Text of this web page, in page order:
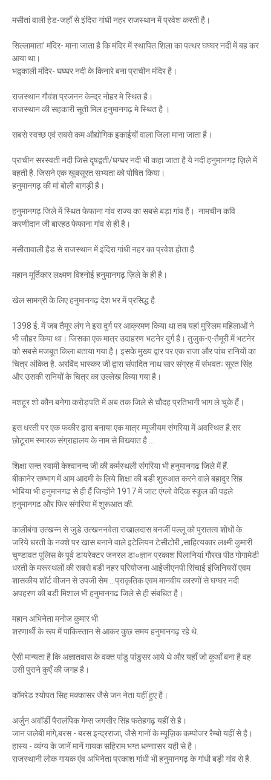
मसीतां वाली हेड-जहाँ से इंदिरा गांघी नहर राजस्थान में प्रवेश करती है।
सिल्लामाता' मंदिर- माना जाता है कि मंदिर में स्थापित शिला का पत्थर घघ्घर नदी में बह कर
आया था।
भद्र्काली मंदिर- घघ्घर नदी के किनारे बना प्राचीन मंदिर है।
राजस्थान गौवंश प्रजनन केन्द्र नोहर मे स्थित है।
राजस्थान की सहकारी सूती मिल हनुमानगढ़ मे स्थित है ।
सबसे स्वच्छ एवं सबसे कम औद्योगिक इकाईयों वाला जिला माना जाता है।
प्राचीन सरस्वती नदी जिसे दृषद्वती/घग्घर नदी भी कहा जाता है ये नदी हनुमानगढ़ ज़िले में
बहती है. जिसने एक खूबसूरत सभ्यता को पोषित किया।
हनुमानगढ़ की मां बोली बागड़ी है।
हनुमानगढ़ जिले में स्थित फेफाना गांव राज्य का सबसे बड़ा गांव हैं। नामचीन कवि
करणीदान जी बारहठ फेफाना गांव से ही है।
मसीतावाली हैड से राजस्थान में इंदिरा गांधी नहर का प्रवेश होता है.
महान मूर्तिकार लक्ष्मण विश्नोई हनुमानगढ़ ज़िले के ही है।
खेल सामग्री के लिए हनुमानगढ़ देश भर में प्रसिद्ध है.
1398 ई. में जब तैमूर लंग ने इस दुर्ग पर आक्रमण किया था तब यहां मुस्लिम महिलाओं ने
भी जौहर किया था। जिसका एक मात्र उदाहरण भटनेर दुर्ग है। तुजुक-ए-तैमूरी में भटनेर
को सबसे मजबूत किला बताया गया है। इसके मुख्य द्वार पर एक राजा और पांच रानियों का
चित्र अंकित है. अरविंद भास्कर जी द्वारा संपादित नाथ सार संग्रह में संभवतः सूरत सिंह
और उसकी रानियों के चित्र का उल्लेख किया गया है।
मशहूर शो कौन बनेगा करोड़पति में अब तक जिले से चौदह प्रतिभागी भाग ले चुके हैं।
इस धरती पर एक फकीर द्वारा बनाया एक मात्र म्यूजीयम संगरिया में अवस्थित है.सर
छोटूराम स्मारक संग्राहालय के नाम से विख्यात है ...
शिक्षा सन्त स्वामी केश्वानन्द जी की कर्मस्थली संगरिया भी हनुमानगढ जिले में हैं.
बीकानेर सम्भाग में आम आदमी के लिये शिक्षा की बडी शुरुआत करने वाले बहादुर सिंह
भोबिया भी हनुमानगढ से ही हैं जिन्होंने 1917 में जाट एंग्लो वेदिक स्कूल की पहले
हनुमानगढ और फिर संगरिया में शुरूआत की.
कालीबंगा उत्खन्न से जुडे उत्खननवेता राखालदास बनर्जी पल्लू को पुरातत्व शोधों के
जरिये धरती के नक्शे पर खास बनाने वाले इटेलियन टेसीटोरी ,साहित्यकार लक्ष्मी कुमारी
चुण्डावत पुलिस के पूर्व डायरेक्टर जनरल डा०ज्ञान प्रकाश पिलानियां गौरख पीठ गोगामेडी
धरती के मरूस्थलों की सबसे बडी नहर परियोजना आईजीएनपी सिंचाई इंजिनियरों एवम
शासकीय शॉर्ट वीजन से उपजी सेम ...प्राकृतिक एवम मानवीय कारणों से घग्घर नदी
अपहरण की बडी मिशाल भी हनुमानगढ जिले से ही संबधित है।
महान अभिनेता मनोज कुमार भी
शरणार्थी के रूप में पाकिस्तान से आकर कुछ समय हनुमानगढ़ रहे थे.
ऐसी मान्यता है कि अज्ञातवास के वक्त पांडु पांडुसर आये थे और यहाँ जो कुआँ बना है वह
उसी पुराने कुएँ की जगह है।
कॉमरेड श्योपत सिह मक्कासर जैसे जन नेता यहीं हुए है।
अर्जुन अवॉर्डी पैरालंपिक गेम्स जगसीर सिंह फतेहगढ़ यहीं से है।
जान जलेबी मांगे,बरस - बरस इन्द्रराजा, जैसे गानों के म्यूज़िक कम्पोजर रैम्बो यहीं से है।
हास्य - व्यंग्य के जानें मानें गायक सहिराम भग्त धन्नाासर यही से है।
राजस्थानी लोक गायक एंव अभिनेता प्रकाश गांधी भी हनुमानगढ़ के गांधी बड़ी गांव से है.